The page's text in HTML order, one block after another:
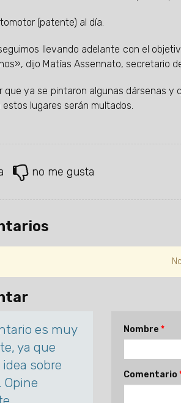
(patente) al día.
llevando adelante con el
dijo Matías Assennato, secretario
que ya se pintaron algunas dársenas y
lugares serán multados.
no me gusta
es muy
ya que
sobre
Opine
Nombre
Comentario